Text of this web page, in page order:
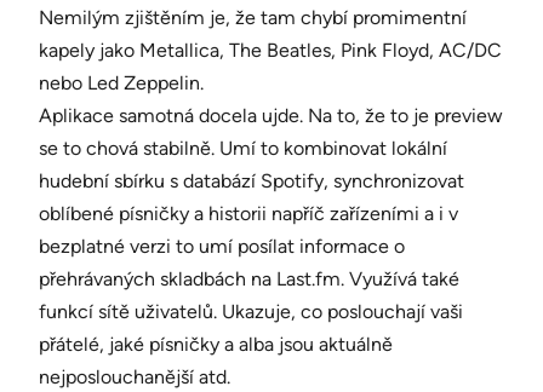
Nemilým zjištěním je, že tam chybí promimentní
kapely jako Metallica, The Beatles, Pink Floyd, AC/DC
nebo Led Zeppelin.
Aplikace samotná docela ujde. Na to, že to je preview
se to chová stabilně. Umí to kombinovat lokální
hudební sbírku s databází Spotify, synchronizovat
oblíbené písničky a historii napříč zařízeními a i v
bezplatné verzi to umí posílat informace o
přehrávaných skladbách na Last.fm. Využívá také
funkcí sítě uživatelů. Ukazuje, co poslouchají vaši
přátelé, jaké písničky a alba jsou aktuálně
nejposlouchanější atd.